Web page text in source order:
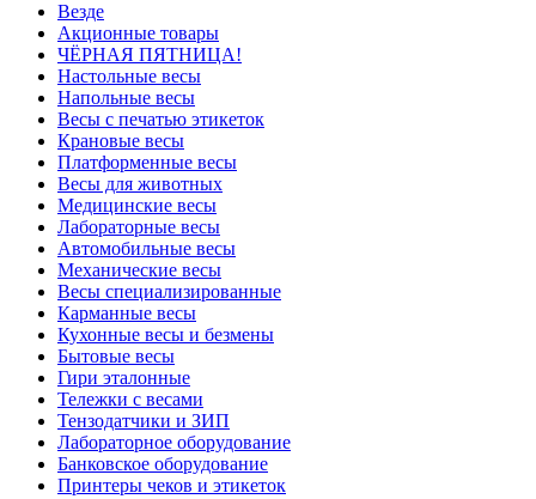
Везде
Акционные товары
ЧЁРНАЯ ПЯТНИЦА!
Настольные весы
Напольные весы
Весы с печатью этикеток
Крановые весы
Платформенные весы
Весы для животных
Медицинские весы
Лабораторные весы
Автомобильные весы
Механические весы
Весы специализированные
Карманные весы
Кухонные весы и безмены
Бытовые весы
Гири эталонные
Тележки с весами
Тензодатчики и ЗИП
Лабораторное оборудование
Банковское оборудование
Принтеры чеков и этикеток